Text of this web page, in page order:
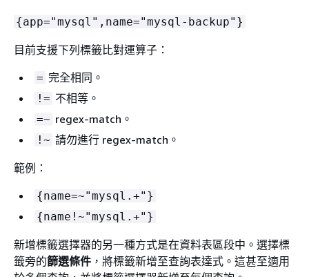
{app="mysql",name="mysql-backup"}
目前支援下列標籤比對運算子：
= 完全相同。
!= 不相等。
=~ regex-match。
!~ 請勿進行 regex-match。
範例：
{name=~"mysql.+"}
{name!~"mysql.+"}
新增標籤選擇器的另一種方式是在資料表區段中。選擇標
籤旁的篩選條件 ，將標籤新增至查詢表達式。這甚至適用